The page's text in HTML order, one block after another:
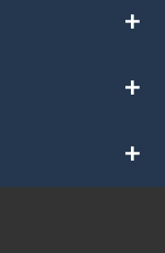
add
add
add